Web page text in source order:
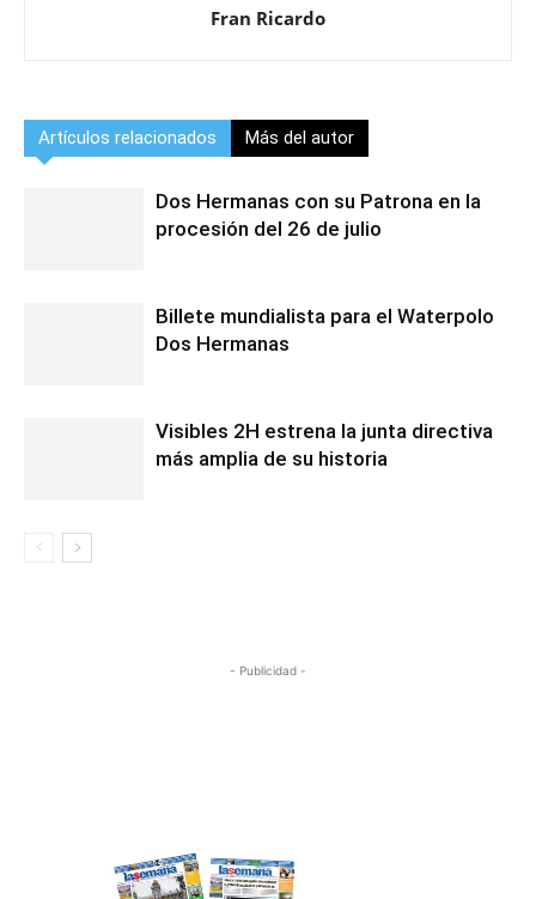
Fran Ricardo
Artículos relacionados Más del autor
Dos Hermanas con su Patrona en la
procesión del 26 de julio
Billete mundialista para el Waterpolo
Dos Hermanas
Visibles 2H estrena la junta directiva
más amplia de su historia
- Publicidad -